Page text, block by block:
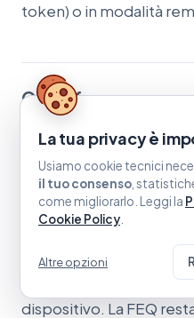
token) o in modalità
Quale firma serve
Nella generalità dei
firma elettronica
rispettati
perché non richiede al
firma qualificata: si
dispositivo. La FEQ
La tua privacy è
Usiamo cookie tecnici
il tuo consenso ,
come migliorarlo. Leggi la
Cookie Policy
Altre opzioni